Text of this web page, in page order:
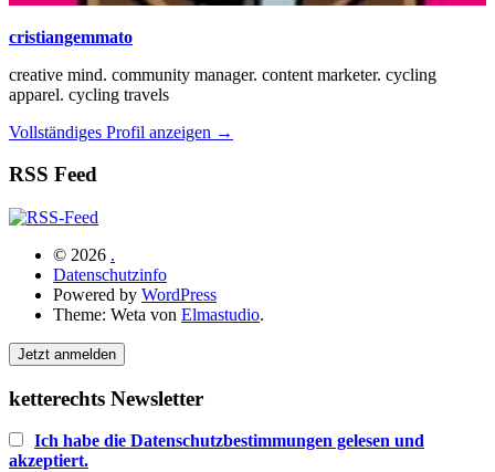
cristiangemmato
creative mind. community manager. content marketer. cycling
apparel. cycling travels
Vollständiges Profil anzeigen →
RSS Feed
© 2026 .
Datenschutzinfo
Powered by WordPress
Theme: Weta von Elmastudio.
Jetzt anmelden
ketterechts Newsletter
Ich habe die Datenschutzbestimmungen gelesen und
akzeptiert.